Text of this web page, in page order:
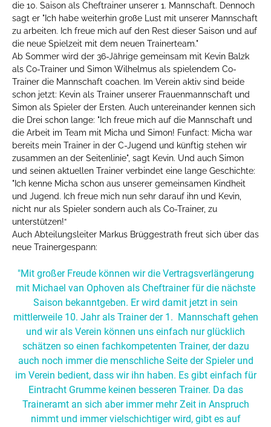
die 10. Saison als Cheftrainer unserer 1. Mannschaft. Dennoch
sagt er "Ich habe weiterhin große Lust mit unserer Mannschaft
zu arbeiten. Ich freue mich auf den Rest dieser Saison und auf
die neue Spielzeit mit dem neuen Trainerteam."
Ab Sommer wird der 36-Jährige gemeinsam mit Kevin Balzk
als Co-Trainer und Simon Wilhelmus als spielendem Co-
Trainer die Mannschaft coachen. Im Verein aktiv sind beide
schon jetzt: Kevin als Trainer unserer Frauenmannschaft und
Simon als Spieler der Ersten. Auch untereinander kennen sich
die Drei schon lange: "Ich freue mich auf die Mannschaft und
die Arbeit im Team mit Micha und Simon! Funfact: Micha war
bereits mein Trainer in der C-Jugend und künftig stehen wir
zusammen an der Seitenlinie", sagt Kevin. Und auch Simon
und seinen aktuellen Trainer verbindet eine lange Geschichte:
"Ich kenne Micha schon aus unserer gemeinsamen Kindheit
und Jugend. Ich freue mich nun sehr darauf ihn und Kevin,
nicht nur als Spieler sondern auch als Co-Trainer, zu
unterstützen!“
Auch Abteilungsleiter Markus Brüggestrath freut sich über das
neue Trainergespann:
"Mit großer Freude können wir die Vertragsverlängerung
mit Michael van Ophoven als Cheftrainer für die nächste
Saison bekanntgeben. Er wird damit jetzt in sein
mittlerweile 10. Jahr als Trainer der 1. Mannschaft gehen
und wir als Verein können uns einfach nur glücklich
schätzen so einen fachkompetenten Trainer, der dazu
auch noch immer die menschliche Seite der Spieler und
im Verein bedient, dass wir ihn haben. Es gibt einfach für
Eintracht Grumme keinen besseren Trainer. Da das
Traineramt an sich aber immer mehr Zeit in Anspruch
nimmt und immer vielschichtiger wird, gibt es auf